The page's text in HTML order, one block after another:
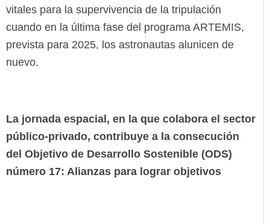
vitales para la supervivencia de la tripulación
cuando en la última fase del programa ARTEMIS,
prevista para 2025, los astronautas alunicen de
nuevo.
La jornada espacial, en la que colabora el sector
público-privado, contribuye a la consecución
del Objetivo de Desarrollo Sostenible (ODS)
número 17: Alianzas para lograr objetivos